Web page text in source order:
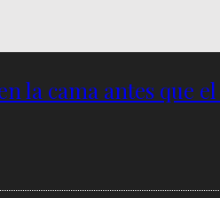
la cama antes que